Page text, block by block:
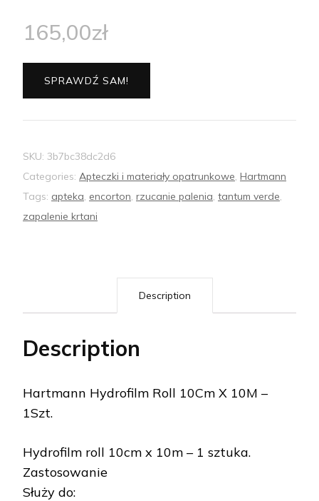
165,00zł
SPRAWDŹ SAM!
SKU: 3b7bc38dc2d6
Categories: Apteczki i materiały opatrunkowe, Hartmann
Tags: apteka, encorton, rzucanie palenia, tantum verde,
zapalenie krtani
Description
Description
Hartmann Hydrofilm Roll 10Cm X 10M –
1Szt.
Hydrofilm roll 10cm x 10m – 1 sztuka.
Zastosowanie
Służy do: